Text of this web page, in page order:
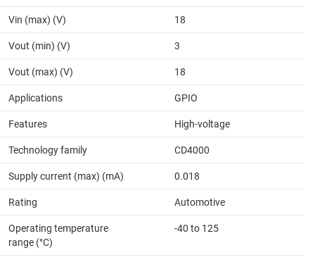
Vin (max) (V) 18
Vout (min) (V) 3
Vout (max) (V) 18
Applications GPIO
Features High-voltage
Technology family CD4000
Supply current (max) (mA) 0.018
Rating Automotive
Operating temperature
range (°C)
-40 to 125